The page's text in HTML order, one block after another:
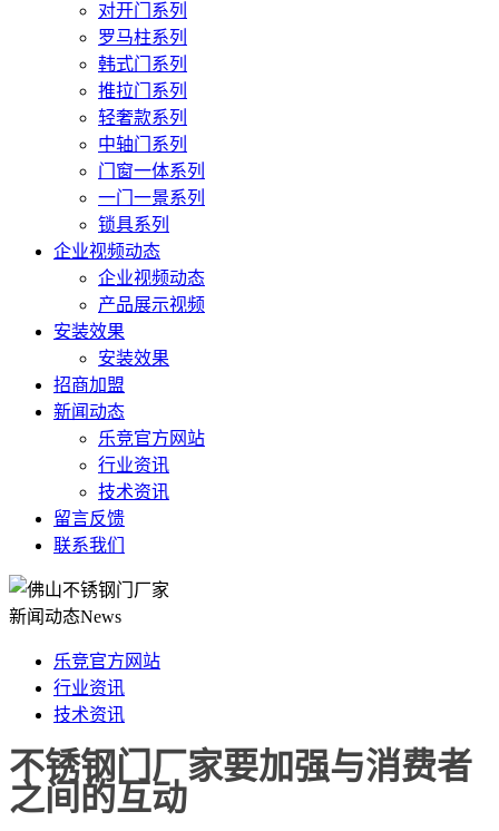
对开门系列
罗马柱系列
韩式门系列
推拉门系列
轻奢款系列
中轴门系列
门窗一体系列
一门一景系列
锁具系列
企业视频动态
企业视频动态
产品展示视频
安装效果
安装效果
招商加盟
新闻动态
乐竞官方网站
行业资讯
技术资讯
留言反馈
联系我们
新闻动态News
乐竞官方网站
行业资讯
技术资讯
不锈钢门厂家要加强与消费者
之间的互动